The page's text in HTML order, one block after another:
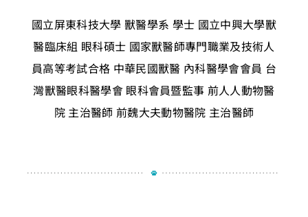
國立屏東科技大學 獸醫學系 學士 國立中興大學獸
醫臨床組 眼科碩士 國家獸醫師專門職業及技術人
員高等考試合格 中華民國獸醫 內科醫學會會員 台
灣獸醫眼科醫學會 眼科會員暨監事 前人人動物醫
院 主治醫師 前魏大夫動物醫院 主治醫師